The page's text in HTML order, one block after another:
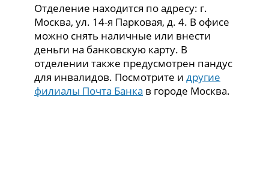
Отделение находится по адресу: г.
Москва, ул. 14-я Парковая, д. 4. В офисе
можно снять наличные или внести
деньги на банковскую карту. В
отделении также предусмотрен пандус
для инвалидов. Посмотрите идругие
филиалы Почта Банка в городе Москва.